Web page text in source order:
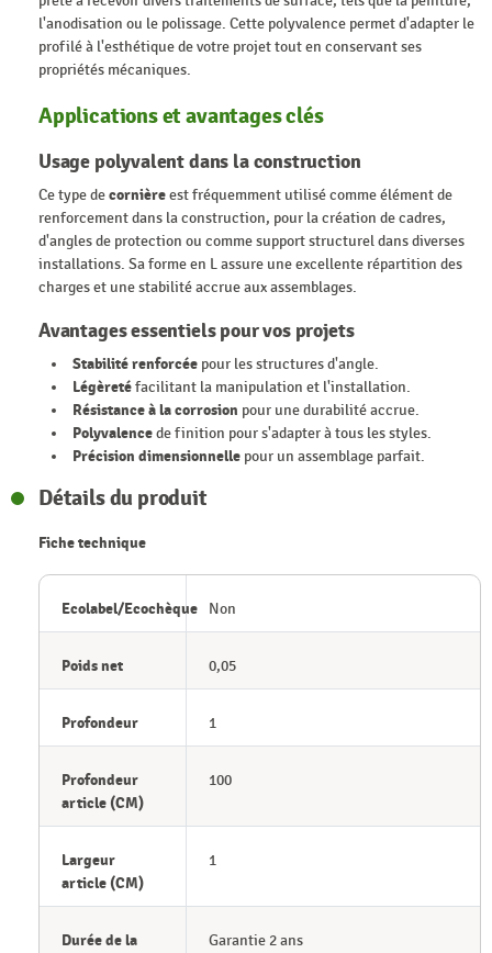
l'anodisation ou le polissage. Cette polyvalence permet d'adapter le
profilé à l'esthétique de votre projet tout en conservant ses
propriétés mécaniques.
Applications et avantages clés
Usage polyvalent dans la construction
Ce type decornièreest fréquemment utilisé comme élément de
renforcement dans la construction, pour la création de cadres,
d'angles de protection ou comme support structurel dans diverses
installations. Sa forme en L assure une excellente répartition des
charges et une stabilité accrue aux assemblages.
Avantages essentiels pour vos projets
Stabilité renforcée pour les structures d'angle.
Légèretéfacilitant la manipulation et l'installation.
Résistance à la corrosion pour une durabilité accrue.
Polyvalencede finition pour s'adapter à tous les styles.
Précision dimensionnelle pour un assemblage parfait.
Détails du produit
Fiche technique
Ecolabel/Ecochèque Non
Poids net 0,05
Profondeur 1
Profondeur
article (CM)
100
Largeur
article (CM)
1
Durée de la
Garantie 2 ans